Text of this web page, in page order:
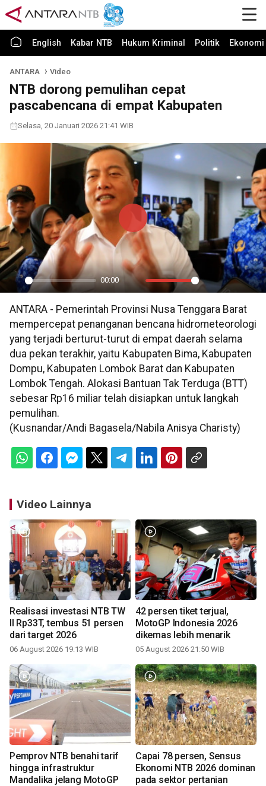
English Kabar NTB Hukum Kriminal Politik
ANTARA Video
NTB dorong pemulihan cepat
pascabencana di empat Kabupaten
Selasa, 20 Januari 2026 21:41 WIB
Play
00:00
Mute Settings
PIP
Play
ANTARA - Pemerintah Provinsi Nusa Tenggara Barat
mempercepat penanganan bencana hidrometeorologi
yang terjadi berturut-turut di empat daerah selama
dua pekan terakhir, yaitu Kabupaten Bima, Kabupaten
Dompu, Kabupaten Lombok Barat dan Kabupaten
Lombok Tengah. Alokasi Bantuan Tak Terduga (BTT)
sebesar Rp16 miliar telah disiapkan untuk langkah
pemulihan.
(Kusnandar/Andi Bagasela/Nabila Anisya Charisty)
Video Lainnya
Realisasi investasi NTB TW
II Rp33T, tembus 51 persen
dari target 2026
06 August 2026 19:13 WIB
42 persen tiket terjual,
MotoGP Indonesia 2026
dikemas lebih menarik
05 August 2026 21:50 WIB
Pemprov NTB benahi tarif
hingga infrastruktur
Mandalika jelang MotoGP
Capai 78 persen, Sensus
Ekonomi NTB 2026 dominan
pada sektor pertanian